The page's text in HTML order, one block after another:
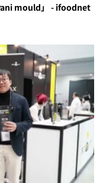
mould」 - ifoodnet